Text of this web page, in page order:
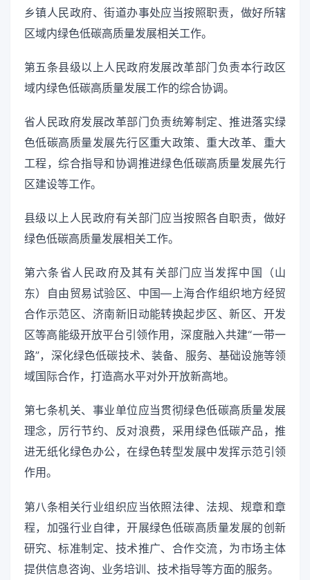
乡镇人民政府、街道办事处应当按照职责，做好所辖
区域内绿色低碳高质量发展相关工作。
第五条县级以上人民政府发展改革部门负责本行政区
域内绿色低碳高质量发展工作的综合协调。
省人民政府发展改革部门负责统筹制定、推进落实绿
色低碳高质量发展先行区重大政策、重大改革、重大
工程，综合指导和协调推进绿色低碳高质量发展先行
区建设等工作。
县级以上人民政府有关部门应当按照各自职责，做好
绿色低碳高质量发展相关工作。
第六条省人民政府及其有关部门应当发挥中国（山
东）自由贸易试验区、中国—上海合作组织地方经贸
合作示范区、济南新旧动能转换起步区、新区、开发
区等高能级开放平台引领作用，深度融入共建“一带一
路”，深化绿色低碳技术、装备、服务、基础设施等领
域国际合作，打造高水平对外开放新高地。
第七条机关、事业单位应当贯彻绿色低碳高质量发展
理念，厉行节约、反对浪费，采用绿色低碳产品，推
进无纸化绿色办公，在绿色转型发展中发挥示范引领
作用。
第八条相关行业组织应当依照法律、法规、规章和章
程，加强行业自律，开展绿色低碳高质量发展的创新
研究、标准制定、技术推广、合作交流，为市场主体
提供信息咨询、业务培训、技术指导等方面的服务。